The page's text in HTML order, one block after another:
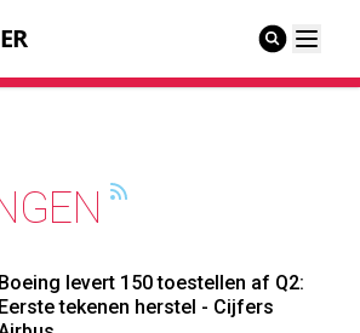
Boeing levert 150 toestellen af Q2:
Eerste tekenen herstel - Cijfers